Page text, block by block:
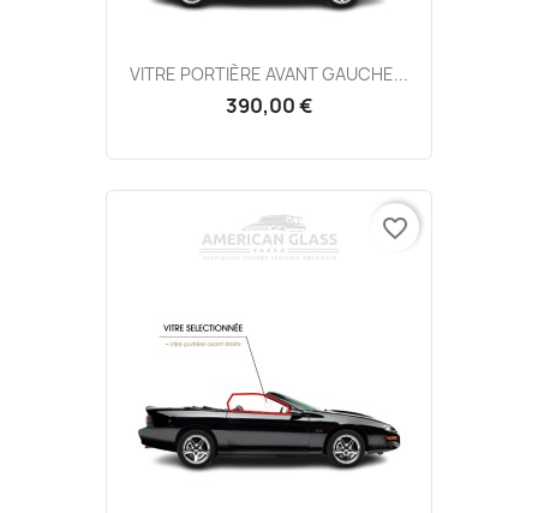
VITRE PORTIÈRE AVANT GAUCHE...
390,00 €
favorite_border